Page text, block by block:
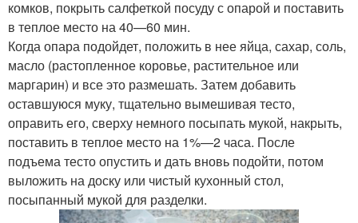
комков, покрыть салфеткой посуду с опарой и поставить
в теплое место на 40—60 мин.
Когда опара подойдет, положить в нее яйца, сахар, соль,
масло (растопленное коровье, растительное или
маргарин) и все это размешать. Затем добавить
оставшуюся муку, тщательно вы­мешивая тесто,
оправить его, сверху немного посыпать мукой, накрыть,
поставить в теп­лое место на 1%—2 часа. После
подъема тесто опустить и дать вновь подойти, потом
выложить на доску или чистый кухонный стол,
посыпанный мукой для разделки.